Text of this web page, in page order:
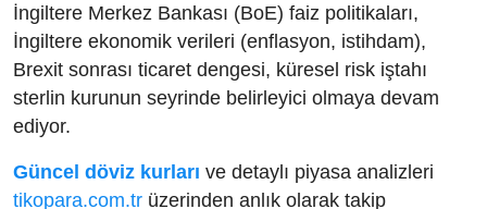
İngiltere Merkez Bankası (BoE) faiz politikaları,
İngiltere ekonomik verileri (enflasyon, istihdam),
Brexit sonrası ticaret dengesi, küresel risk iştahı
sterlin kurunun seyrinde belirleyici olmaya devam
ediyor.
Güncel döviz kurları ve detaylı piyasa analizleri
tikopara.com.tr üzerinden anlık olarak takip